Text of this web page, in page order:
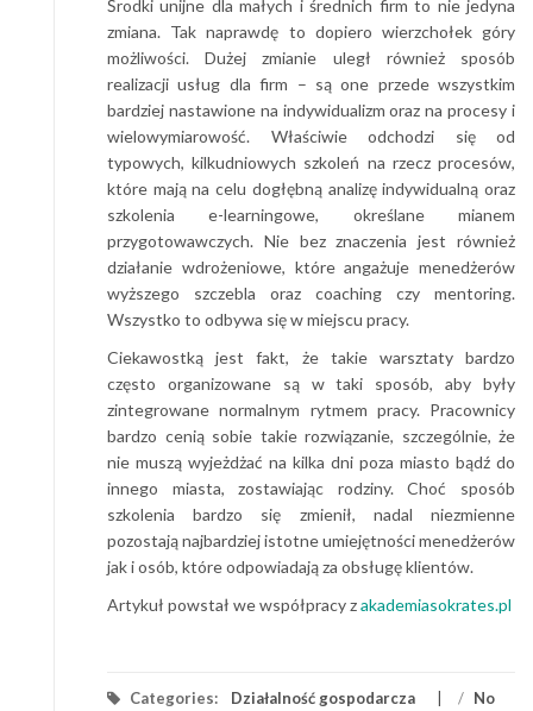
Środki unijne dla małych i średnich firm to nie jedyna
zmiana. Tak naprawdę to dopiero wierzchołek góry
możliwości. Dużej zmianie uległ również sposób
realizacji usług dla firm – są one przede wszystkim
bardziej nastawione na indywidualizm oraz na procesy i
wielowymiarowość. Właściwie odchodzi się od
typowych, kilkudniowych szkoleń na rzecz procesów,
które mają na celu dogłębną analizę indywidualną oraz
szkolenia e-learningowe, określane mianem
przygotowawczych. Nie bez znaczenia jest również
działanie wdrożeniowe, które angażuje menedżerów
wyższego szczebla oraz coaching czy mentoring.
Wszystko to odbywa się w miejscu pracy.
Ciekawostką jest fakt, że takie warsztaty bardzo
często organizowane są w taki sposób, aby były
zintegrowane normalnym rytmem pracy. Pracownicy
bardzo cenią sobie takie rozwiązanie, szczególnie, że
nie muszą wyjeżdżać na kilka dni poza miasto bądź do
innego miasta, zostawiając rodziny. Choć sposób
szkolenia bardzo się zmienił, nadal niezmienne
pozostają najbardziej istotne umiejętności menedżerów
jak i osób, które odpowiadają za obsługę klientów.
Artykuł powstał we współpracy zakademiasokrates.pl
Categories: Działalność gospodarcza / No